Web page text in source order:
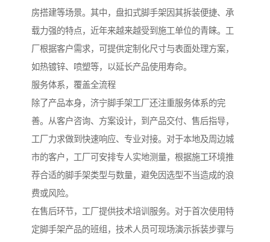
房搭建等场景。其中，盘扣式脚手架因其拆装便捷、承
载力强的特点，近年来越来越受到施工单位的青睐。工
厂根据客户需求，可提供定制化尺寸与表面处理方案，
如热镀锌、喷塑等，以延长产品使用寿命。
服务体系，覆盖全流程
除了产品本身，济宁脚手架工厂还注重服务体系的完
善。从客户咨询、方案设计，到产品交付、售后指导，
工厂力求做到快速响应、专业对接。对于本地及周边城
市的客户，工厂可安排专人实地测量，根据施工环境推
荐合适的脚手架类型与数量，避免因选型不当造成的浪
费或风险。
在售后环节，工厂提供技术培训服务。对于首次使用特
定脚手架产品的班组，技术人员可现场演示拆装步骤与